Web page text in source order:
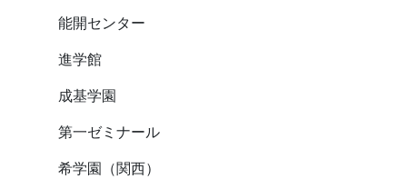
能開センター
進学館
成基学園
第一ゼミナール
希学園（関西）